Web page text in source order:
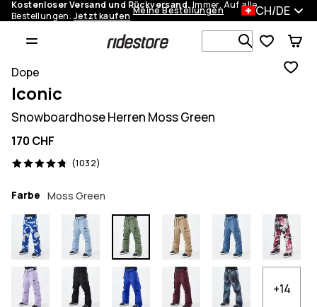
Kostenloser Versand und Rückversand.Immer. Auf alle
Bestellungen. Jetzt kaufen Meine Bestellungen CH/DE
Dope
Iconic
Snowboardhose Herren Moss Green
170 CHF
(1032)
1032 Reviews, 4.8/5
Farbe Moss Green
+14